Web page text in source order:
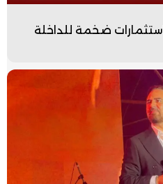
أخنوش: الحكومة جلبت 6 استثمارات ضخمة للداخلة